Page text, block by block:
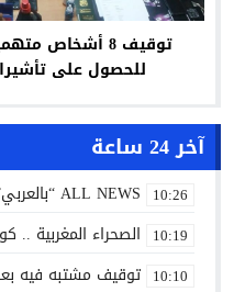
توقيف 8 أشخاص
للحصول على
آخر 24 ساعة
10:26 ALL NEWS “بالعربي” أخبار بالمختصر المفيد من كل حدب وصوب
10:19 الصحراء المغربية
10:10 توقيف مشتبه فيه